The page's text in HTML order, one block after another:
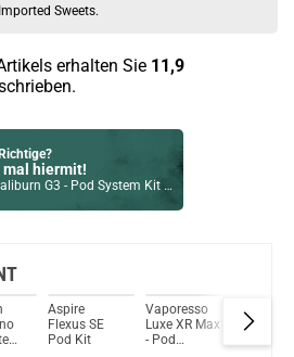
Sweets.
erhalten Sie 11,9
mal hiermit!
G3 - Pod System Kit Grün - 2,5ml 900mAh
Razz – Prefilled Pod 2er Pack 10mg
sparen?
hier!
1400mAh 3,5ml inkl. SX ADA Pod Tank Gunmetal
Aspire
Flexus SE
Pod Kit
Vaporesso
Luxe XR Max
- Pod
Elux
Plus